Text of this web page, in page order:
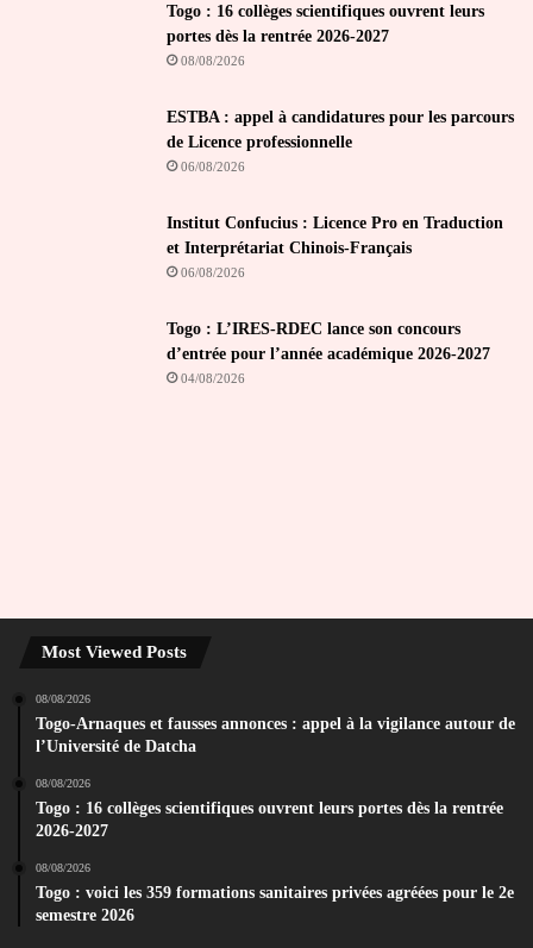
Togo : 16 collèges scientifiques ouvrent leurs
portes dès la rentrée 2026-2027
08/08/2026
ESTBA : appel à candidatures pour les parcours
de Licence professionnelle
06/08/2026
Institut Confucius : Licence Pro en Traduction
et Interprétariat Chinois-Français
06/08/2026
Togo : L’IRES-RDEC lance son concours
d’entrée pour l’année académique 2026-2027
04/08/2026
Most Viewed Posts
08/08/2026
Togo-Arnaques et fausses annonces : appel à la vigilance autour de
l’Université de Datcha
08/08/2026
Togo : 16 collèges scientifiques ouvrent leurs portes dès la rentrée
2026-2027
08/08/2026
Togo : voici les 359 formations sanitaires privées agréées pour le 2e
semestre 2026